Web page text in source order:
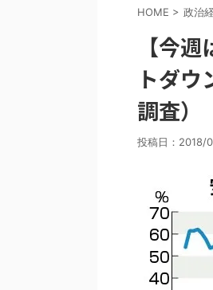
HOME > 政治
【今
トダ
調査）
投稿日：2018/